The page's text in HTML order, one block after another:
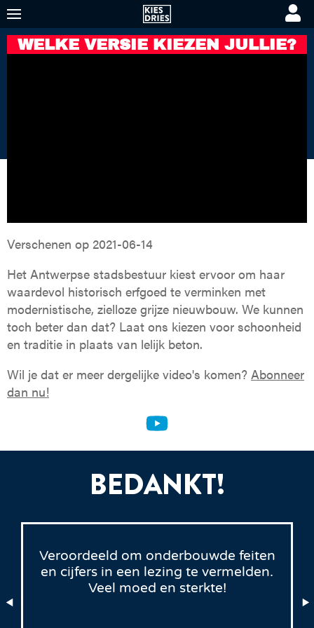
WELKE VERSIE KIEZEN JULLIE?
Verschenen op 2021-06-14
Het Antwerpse stadsbestuur kiest ervoor om haar
waardevol historisch erfgoed te verminken met
modernistische, zielloze grijze nieuwbouw. We kunnen
toch beter dan dat? Laat ons kiezen voor schoonheid
en traditie in plaats van lelijk beton.
Wil je dat er meer dergelijke video's komen? Abonneer
dan nu!
BEDANKT!
Veroordeeld om onderbouwde feiten
en cijfers in een lezing te vermelden.
Veel moed en sterkte!